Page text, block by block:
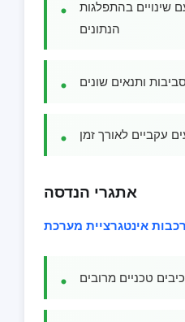
שינויים בהתפלגות
הנתונים
ותנאים שונים
עקביים לאורך זמן
אתגרי הנדסה
אינטגרציית מערכת
טכניים מרובים